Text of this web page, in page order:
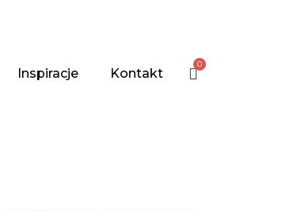
Inspiracje Kontakt
0